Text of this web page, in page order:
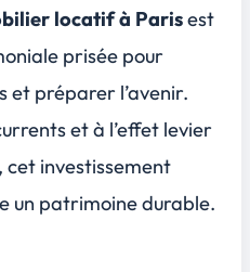
pour les propriétaires
urbain
sociaux
locatif à Parisest
prisée pour
et préparer l’avenir.
et à l’effet levier
investissement
un patrimoine durable.